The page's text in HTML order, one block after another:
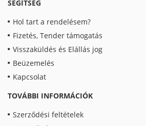
SEGÍTSÉG
Hol tart a rendelésem?
Fizetés, Tender támogatás
Visszaküldés és Elállás jog
Beüzemelés
Kapcsolat
TOVÁBBI INFORMÁCIÓK
Szerződési feltételek